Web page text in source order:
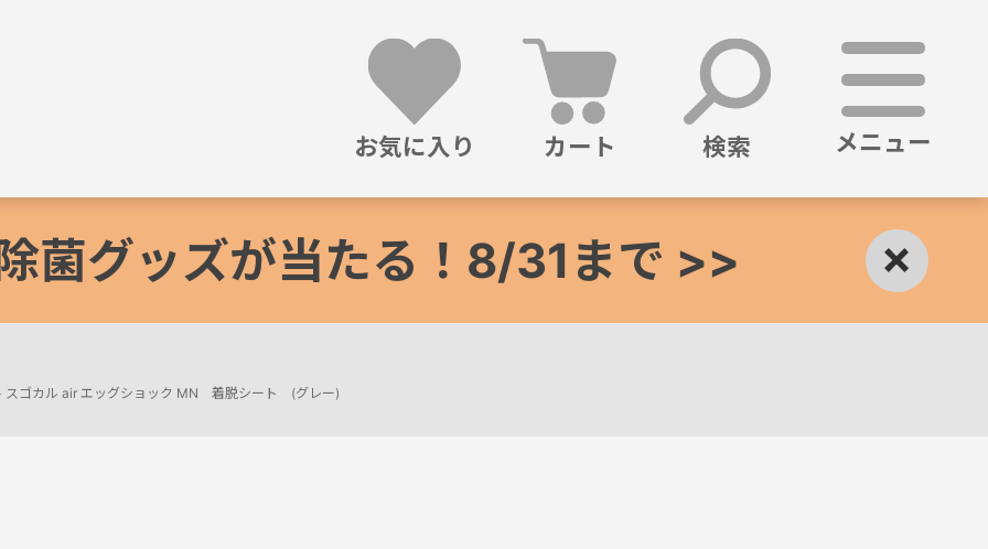
お気に入り カート 検索 メニュー
菌グッズが当たる！8/31まで >>
スゴカル air エッグショック MN 着脱シート (グレー)